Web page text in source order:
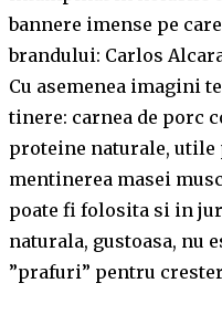
bannere imense pe
brandului: Carlos
Cu asemenea imagini
tinere: carnea de porc
proteine naturale, utile
mentinerea masei
poate fi folosita si in
naturala, gustoasa, nu
”prafuri” pentru